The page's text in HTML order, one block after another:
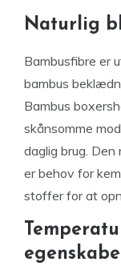
Naturlig
Bambusfibre er
bambus
Bambus
skånsomme
daglig brug.
er behov for
stoffer for at